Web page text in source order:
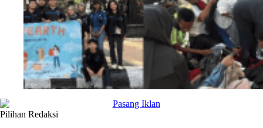
Pilihan Redaksi